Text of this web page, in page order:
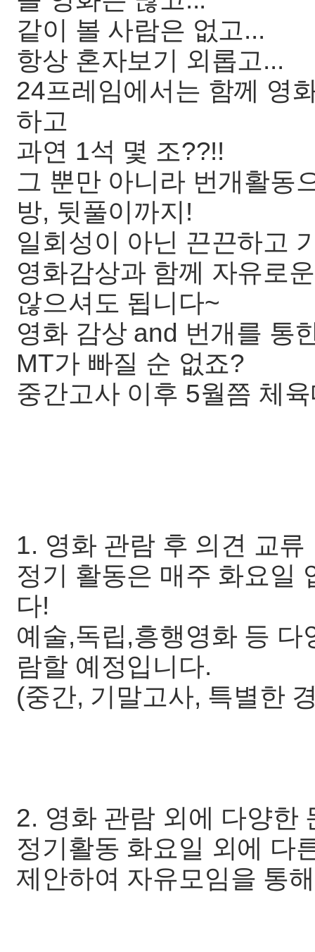
같이 볼 사람은 없고...
항상 혼자보기 외롭고...
24프레임에서는 함께 영
하고
과연 1석 몇 조??!!
그 뿐만 아니라 번개활동
방, 뒷풀이까지!
일회성이 아닌 끈끈하고
영화감상과 함께 자유로
않으셔도 됩니다~
영화 감상 and 번개를 통
MT가 빠질 순 없죠?
중간고사 이후 5월쯤 체
1. 영화 관람 후 의견 교류
정기 활동은 매주 화요일
다!
예술,독립,흥행영화 등
람할 예정입니다.
(중간, 기말고사, 특별한
2. 영화 관람 외에 다양한
정기활동 화요일 외에 다
제안하여 자유모임을 통